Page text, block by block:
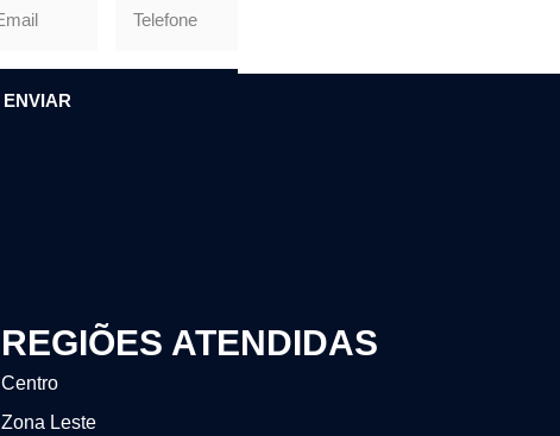
ENVIAR
REGIÕES ATENDIDAS
Centro
Zona Leste